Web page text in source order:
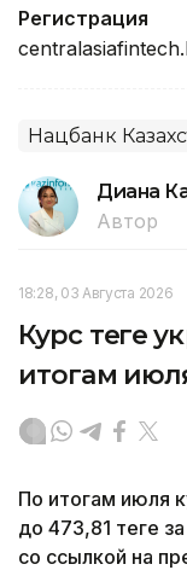
Нацбанк
Диана
Автор
18:28, 03 Августа 2026
Курс теңге
итогам
По итогам июля
до 473,81 теңге
со ссылкой на